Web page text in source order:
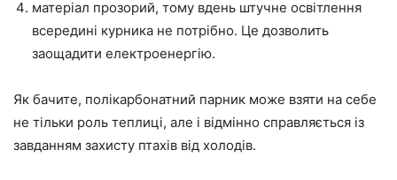
матеріал прозорий, тому вдень штучне освітлення
всередині курника не потрібно. Це дозволить
заощадити електроенергію.
Як бачите, полікарбонатний парник може взяти на себе
не тільки роль теплиці, але і відмінно справляється із
завданням захисту птахів від холодів.